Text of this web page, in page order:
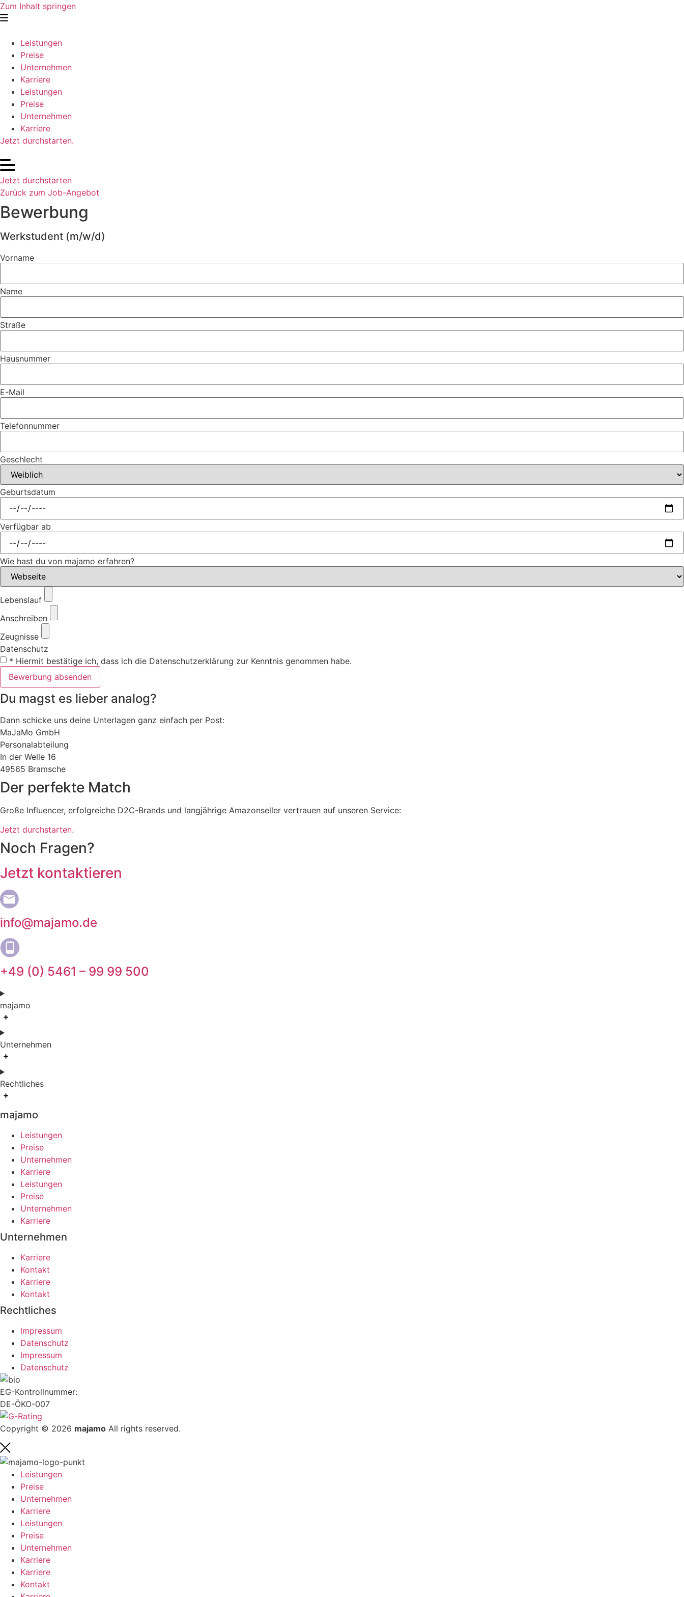
Zum Inhalt springen
Leistungen
Preise
Unternehmen
Karriere
Leistungen
Preise
Unternehmen
Karriere
Jetzt durchstarten.
Jetzt durchstarten
Zurück zum Job-Angebot
Bewerbung
Werkstudent (m/w/d)
Vorname
Name
Straße
Hausnummer
E-Mail
Telefonnummer
Geschlecht
Geburtsdatum
Verfügbar ab
Wie hast du von majamo erfahren?
Lebenslauf
Anschreiben
Zeugnisse
Datenschutz
* Hiermit bestätige ich, dass ich die Datenschutzerklärung zur Kenntnis genommen habe.
Bewerbung absenden
Du magst es lieber analog?
Dann schicke uns deine Unterlagen ganz einfach per Post:
MaJaMo GmbH
Personalabteilung
In der Welle 16
49565 Bramsche
Der perfekte Match
Große Influencer, erfolgreiche D2C-Brands und langjährige Amazonseller vertrauen auf unseren Service:
Jetzt durchstarten.
Noch Fragen?
Jetzt kontaktieren
info@majamo.de
+49 (0) 5461 – 99 99 500
majamo
Unternehmen
Rechtliches
majamo
Leistungen
Preise
Unternehmen
Karriere
Leistungen
Preise
Unternehmen
Karriere
Unternehmen
Karriere
Kontakt
Karriere
Kontakt
Rechtliches
Impressum
Datenschutz
Impressum
Datenschutz
EG-Kontrollnummer:
DE-ÖKO-007
Copyright © 2026 majamo All rights reserved.
Leistungen
Preise
Unternehmen
Karriere
Leistungen
Preise
Unternehmen
Karriere
Karriere
Kontakt